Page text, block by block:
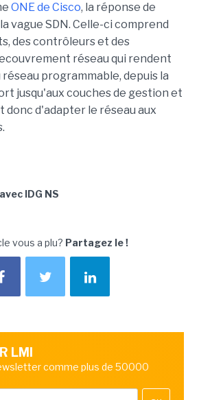
ONE de Cisco, la réponse de
vague SDN. Celle-ci comprend
des contrôleurs et des
réseau qui rendent
programmable, depuis la
jusqu'aux couches de gestion et
d'adapter le réseau aux
IDG NS
vous a plu? Partagez le !
LMI
comme plus de 50000